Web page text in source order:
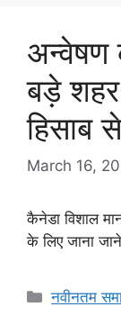
बड़े
हिसाब से
March 16,
कैनेडा विशाल
के लिए जाना
नवीनतम